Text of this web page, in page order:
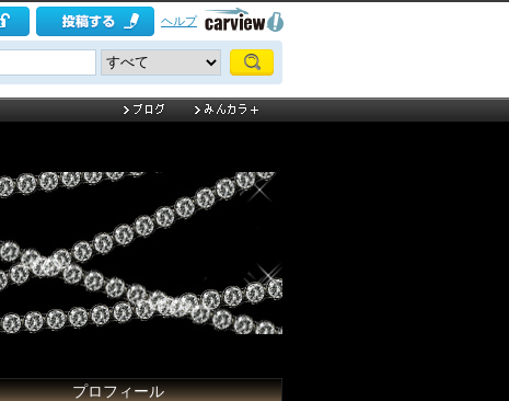
ヘルプ
プロフィール